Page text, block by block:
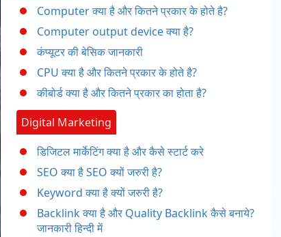
Computer क्या है और कितने प्रकार के होते है?
Computer output device क्या है?
कंप्यूटर की बेसिक जानकारी
CPU क्या है और कितने प्रकार के होते है?
कीबोर्ड क्या है और कितने प्रकार का होता है?
Digital Marketing
डिजिटल मार्केटिंग क्या है और कैसे स्टार्ट करे
SEO क्या है SEO क्यों जरुरी है?
Keyword क्या है क्यों जरुरी है?
Backlink क्या है और Quality Backlink कैसे बनाये?
जानकारी हिन्दी में